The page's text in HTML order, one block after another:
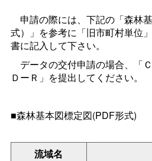
申請の際には、下記の「森林
式）」を参考に「旧市町村単位
書に記入して下さい。
データの交付申請の場合、「
ＤーＲ」を提出してください。
■森林基本図標定図(PDF形式)
流域名